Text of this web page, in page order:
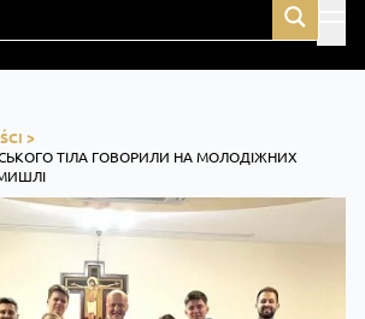
>
ТІЛА ГОВОРИЛИ НА МОЛОДІЖНИХ